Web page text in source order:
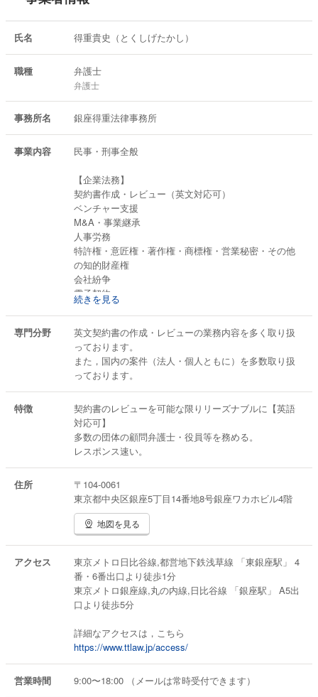
渉多数
氏名 得重貴史（とくしげたかし）
職種 弁護士
弁護士
事務所名 銀座得重法律事務所
事業内容 民事・刑事全般
【企業法務】
契約書作成・レビュー（英文対応可）
ベンチャー支援
M&A・事業継承
人事労務
特許権・意匠権・著作権・商標権・営業秘密・その他
の知的財産権
会社紛争
電子契約
英文契約書作成
海外の会社との交渉
外国人労働者の雇用契約書
国際離婚
国際相続
国際刑事事件
【その他】
すべての法務の窓口を目指しております。あらゆる分
続きを見る
専門分野
英文契約書の作成・レビューの業務内容を多く取り扱
っております。
また，国内の案件（法人・個人ともに）を多数取り扱
っております。
特徴
契約書のレビューを可能な限りリーズナブルに【英語
対応可】
多数の団体の顧問弁護士・役員等を務める。
レスポンス速い。
住所
〒104-0061
東京都中央区銀座5丁目14番地8号銀座ワカホビル4階
地図を見る
アクセス
東京メトロ日比谷線,都営地下鉄浅草線 「東銀座駅」 4
番・6番出口より徒歩1分
東京メトロ銀座線,丸の内線,日比谷線 「銀座駅」 A5出
口より徒歩5分
詳細なアクセスは，こちら
https://www.ttlaw.jp/access/
営業時間 9:00〜18:00 （メールは常時受付できます）